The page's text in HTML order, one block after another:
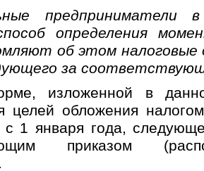
определения
об этом налоговые
за
изложенной в
целей обложения
с 1 января года,
приказом